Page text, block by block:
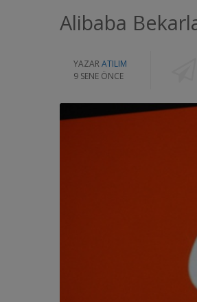
Alibaba
YAZAR ATILIM
9 SENE ÖNCE